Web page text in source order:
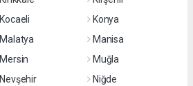
Kocaeli
Konya
Malatya
Manisa
Mersin
Muğla
Nevşehir
Niğde